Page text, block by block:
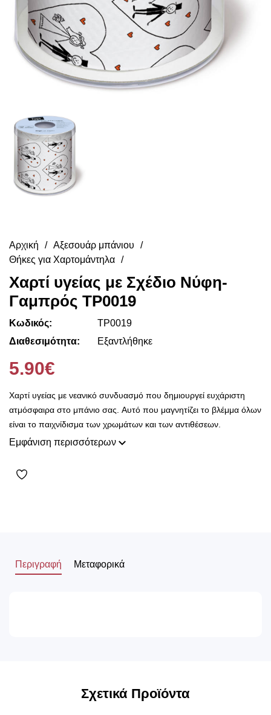
Αρχική
Αξεσουάρ μπάνιου
Θήκες για Χαρτομάντηλα
Χαρτί υγείας με Σχέδιο Νύφη-
Γαμπρός ΤΡ0019
Κωδικός:
ΤΡ0019
Διαθεσιμότητα:
Εξαντλήθηκε
5.90€
Χαρτί υγείας με νεανικό συνδυασμό που δημιουργεί ευχάριστη
ατμόσφαιρα στο μπάνιο σας. Αυτό που μαγνητίζει το βλέμμα όλων
είναι το παιχνίδισμα των χρωμάτων και των αντιθέσεων.
Εμφάνιση περισσότερων
Περιγραφή Μεταφορικά
Σχετικά Προϊόντα